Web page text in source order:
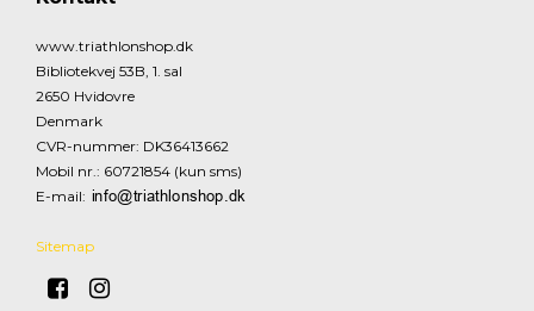
www.triathlonshop.dk
Bibliotekvej 53B, 1. sal
2650 Hvidovre
Denmark
CVR-nummer: DK36413662
Mobil nr.: 60721854 (kun sms)
E-mail:
Sitemap